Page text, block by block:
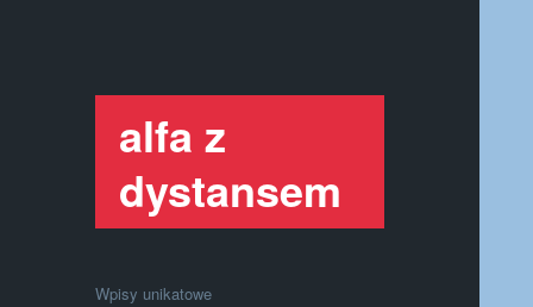
alfa z
dystansem
Wpisy unikatowe